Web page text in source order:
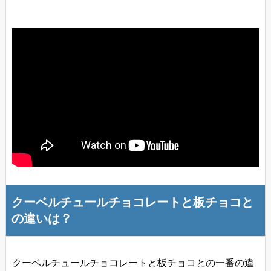
クーベルチュールチョコレートと板チョコと
の違いは？
クーベルチュールチョコレートと板チョコとの一番の違